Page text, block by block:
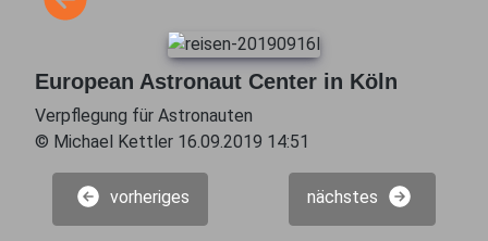
European Astronaut Center in Köln
Verpflegung für Astronauten
© Michael Kettler 16.09.2019 14:51
vorheriges nächstes